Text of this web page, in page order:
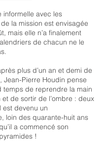
informelle avec les
la mission est envisagée
mais elle n’a finalement
de chacun ne le
plus d’un an et demi de
Jean-Pierre Houdin pense
temps de reprendre la main
de sortir de l’ombre : deux
est devenu un
loin des quarante-huit ans
a commencé son
!